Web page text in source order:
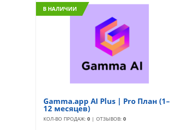
В НАЛИЧИИ
Gamma.app AI Plus | Pro План (1–
12 месяцев)
КОЛ-ВО ПРОДАЖ: 0 | ОТЗЫВОВ: 0